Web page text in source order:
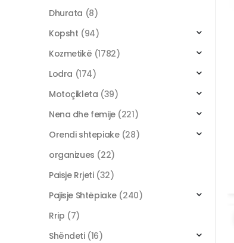
Dhurata (8)
Kopsht (94)
Kozmetikë (1782)
Lodra (174)
Motoçikleta (39)
Nena dhe femije (221)
Orendi shtepiake (28)
organizues (22)
Paisje Rrjeti (32)
Pajisje Shtëpiake (240)
Rrip (7)
Shëndeti (16)